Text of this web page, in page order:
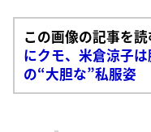
この画像の記事を読
にクモ、米倉涼子
の“大胆な”私服姿